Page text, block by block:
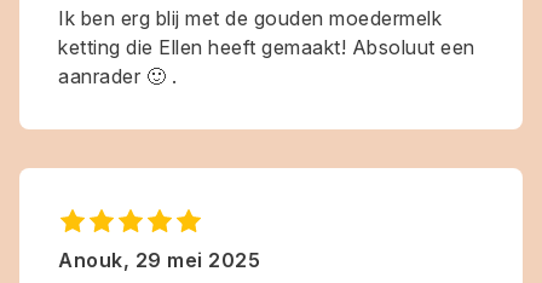
Ik ben erg blij met de gouden moedermelk
ketting die Ellen heeft gemaakt! Absoluut een
aanrader 🙂 .
Anouk, 29 mei 2025